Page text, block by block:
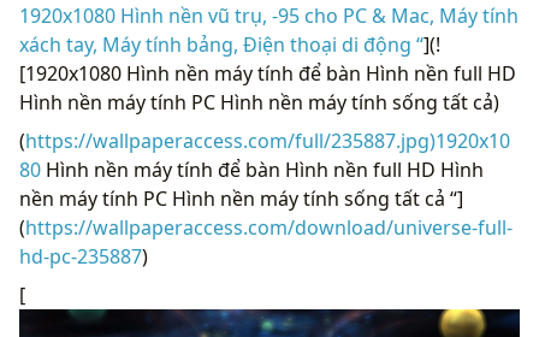
1920x1080 Hình nền vũ trụ, -95 cho PC & Mac, Máy tính
xách tay, Máy tính bảng, Điện thoại di động “](!
[1920x1080 Hình nền máy tính để bàn Hình nền full HD
Hình nền máy tính PC Hình nền máy tính sống tất cả)
(https://wallpaperaccess.com/full/235887.jpg)1920x10
80 Hình nền máy tính để bàn Hình nền full HD Hình
nền máy tính PC Hình nền máy tính sống tất cả “]
(https://wallpaperaccess.com/download/universe-full-
hd-pc-235887)
[